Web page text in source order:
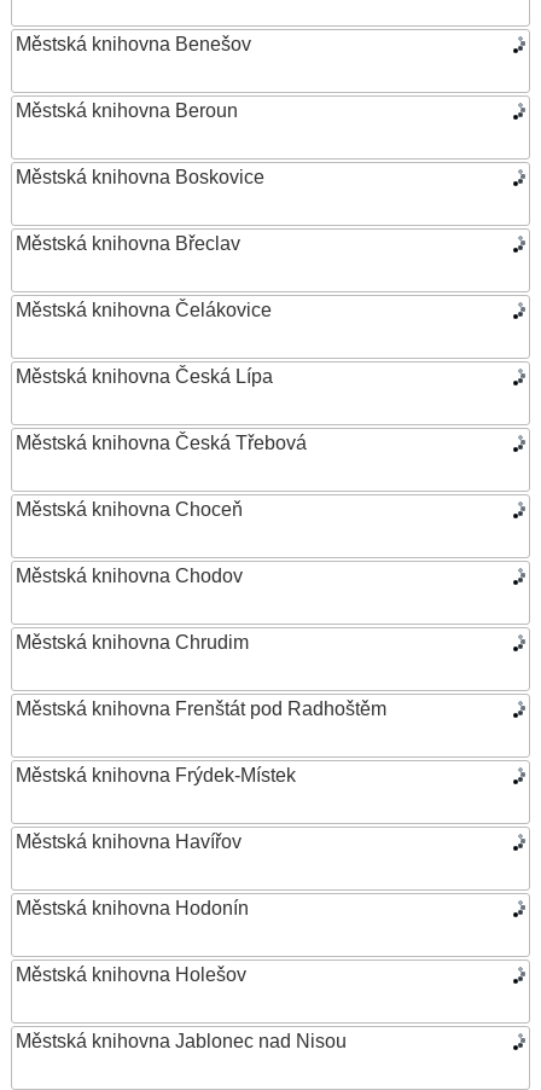
Městská knihovna Benešov
Městská knihovna Beroun
Městská knihovna Boskovice
Městská knihovna Břeclav
Městská knihovna Čelákovice
Městská knihovna Česká Lípa
Městská knihovna Česká Třebová
Městská knihovna Choceň
Městská knihovna Chodov
Městská knihovna Chrudim
Městská knihovna Frenštát pod Radhoštěm
Městská knihovna Frýdek-Místek
Městská knihovna Havířov
Městská knihovna Hodonín
Městská knihovna Holešov
Městská knihovna Jablonec nad Nisou